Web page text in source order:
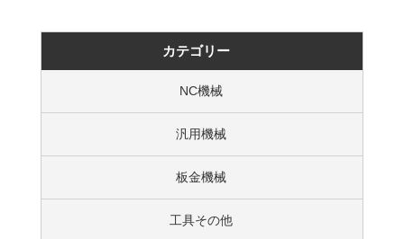
カテゴリー
NC機械
汎用機械
板金機械
工具その他